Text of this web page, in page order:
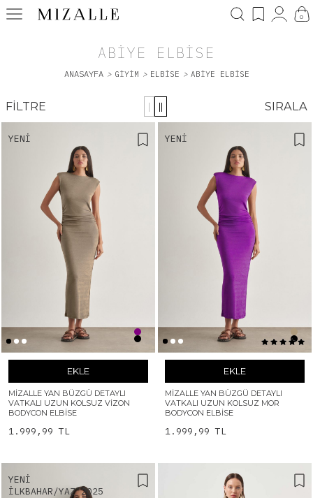
0
ABIYE ELBISE
ANASAYFA > GIYIM > ELBISE > ABIYE ELBISE
FILTRE | || SIRALA
YENI
EKLE
MIZALLE YAN BÜZGÜ DETAYLI
VATKALI UZUN KOLSUZ VIZON
BODYCON ELBISE
1.999,99 TL
YENI
EKLE
MIZALLE YAN BÜZGÜ DETAYLI
VATKALI UZUN KOLSUZ MOR
BODYCON ELBISE
1.999,99 TL
YENI
İLKBAHAR/YAZ 2025